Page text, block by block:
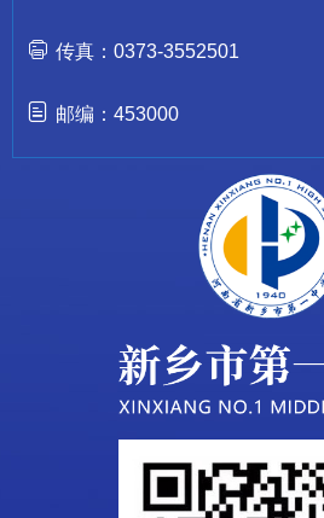
传真：0373-3552501
邮编：453000